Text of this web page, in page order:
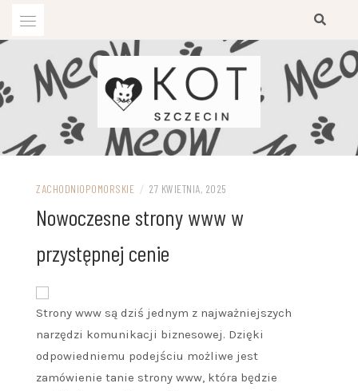
treści
ZACHODNIOPOMORSKIE / 27 KWIETNIA, 2025
Nowoczesne strony www w
przystępnej cenie
Strony www są dziś jednym z najważniejszych
narzędzi komunikacji biznesowej. Dzięki
odpowiedniemu podejściu możliwe jest
zamówienie tanie strony www, która będzie